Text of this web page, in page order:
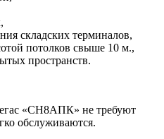
складских терминалов,
потолков свыше 10 м.,
пространств.
«СН8АПК» не требуют
обслуживаются.